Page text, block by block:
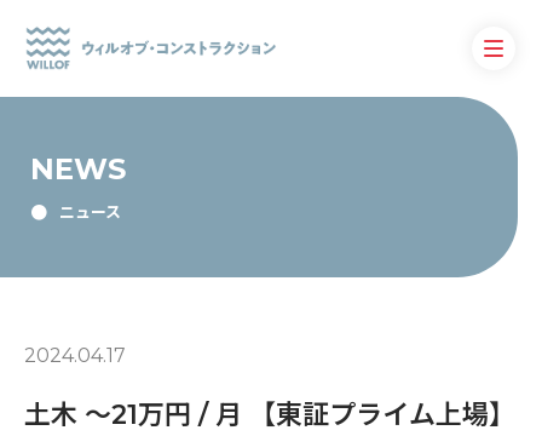
NEWS
ニュース
2024.04.17
土木 〜21万円 / 月 【東証プライム上場】